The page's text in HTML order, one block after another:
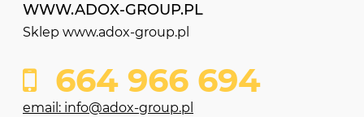
WWW.ADOX-GROUP.PL
Sklep www.adox-group.pl
664 966 694
email: info@adox-group.pl